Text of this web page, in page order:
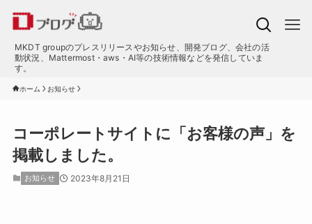
MKDT groupのプレスリリースやお知らせ、開発ブログ、会社の活
動状況、Mattermost・aws・AI等の技術情報などを発信していま
す。
ホーム お知らせ
コーポレートサイトに「お客様の声」を
掲載しました。
お知らせ 2023年8月21日